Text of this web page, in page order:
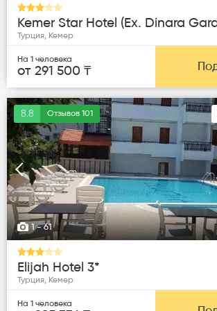
Kemer Star Hotel (ex. Dinara
Турция, Кемер
На 1 человека
от 291 500 ₸
8.8 Отзывов 101
1 - 61
Следующая
Elijah Hotel 3*
Турция, Кемер
На 1 человека